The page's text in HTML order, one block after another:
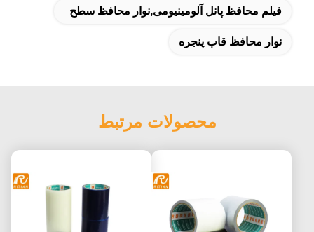
فیلم محافظ پانل آلومینیومی,نوار محافظ سطح
نوار محافظ قاب پنجره
محصولات مرتبط